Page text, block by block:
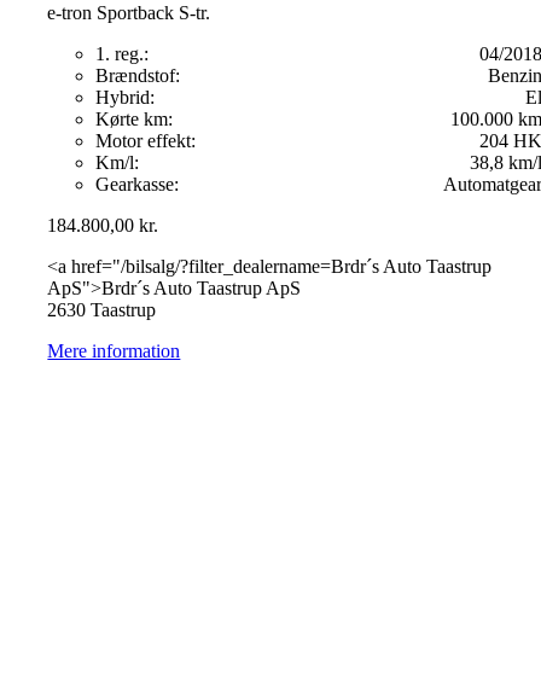
e-tron Sportback S-tr.
1. reg.:
04/2018
Brændstof:
Benzin
Hybrid:
El
Kørte km:
100.000 km
Motor effekt:
204 HK
Km/l:
38,8 km/l
Gearkasse:
Automatgear
184.800,00kr.
<a href="/bilsalg/?filter_dealername=Brdr´s Auto Taastrup
ApS">Brdr´s Auto Taastrup ApS
2630 Taastrup
Mere information